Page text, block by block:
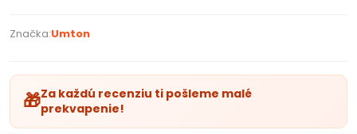
formulácia zaručuje výnimočnú schopnosť zmiešať farby a
si môžete vybrať presne toľko, koľko potrebujete pre svoje
tvorivé projekty. Užite si jednoduchosť a efektivitu s
terpentínovým olejom Umton 3221!
Značka:Umton
🎁Za každú recenziu ti pošleme malé
prekvapenie!